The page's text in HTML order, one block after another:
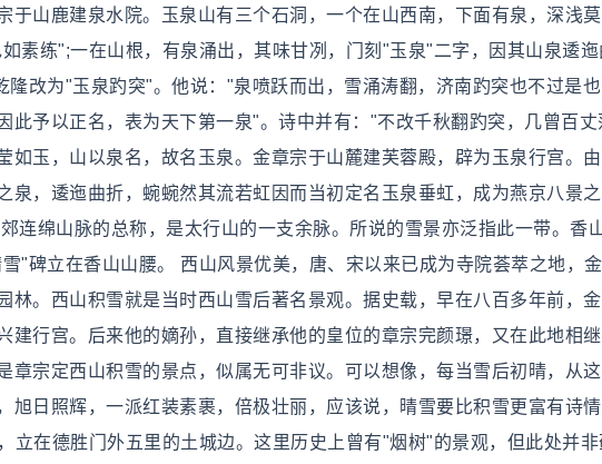
于山鹿建泉水院。玉泉山有三个石洞，一个在山西南，下面有泉，深浅莫
素练";一在山根，有泉涌出，其味甘冽，门刻"玉泉"二字，因其山泉逶
隆改为"玉泉趵突"。他说："泉喷跃而出，雪涌涛翻，济南趵突也不过是也
此予以正名，表为天下第一泉"。诗中并有："不改千秋翻趵突，几曾百
如玉，山以泉名，故名玉泉。金章宗于山麓建芙蓉殿，辟为玉泉行宫。
泉，逶迤曲折，蜿蜿然其流若虹因而当初定名玉泉垂虹，成为燕京八景
连绵山脉的总称，是太行山的一支余脉。所说的雪景亦泛指此一带。香
"碑立在香山山腰。 西山风景优美，唐、宋以来已成为寺院荟萃之地，
林。西山积雪就是当时西山雪后著名景观。据史载，早在八百多年前，
建行宫。后来他的嫡孙，直接继承他的皇位的章宗完颜璟，又在此地相继
章宗定西山积雪的景点，似属无可非议。可以想像，每当雪后初晴，从
旭日照辉，一派红装素裹，倍极壮丽，应该说，晴雪要比积雪更富有诗
立在德胜门外五里的土城边。这里历史上曾有"烟树"的景观，但此处并